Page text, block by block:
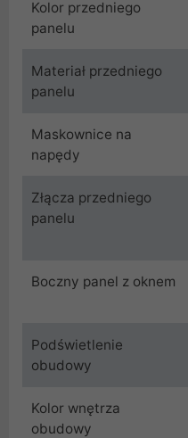
Kolor przedniego
panelu
Materiał przedniego
panelu
Maskownice na
napędy
Złącza przedniego
panelu
Boczny panel z oknem
Podświetlenie
obudowy
Kolor wnętrza
obudowy